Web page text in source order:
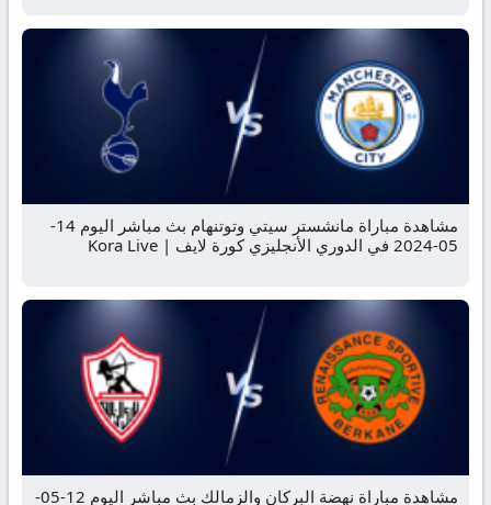
مشاهدة مباراة مانشستر سيتي وتوتنهام بث مباشر اليوم 14-
05-2024 في الدوري الأنجليزي كورة لايف | Kora Live
مشاهدة مباراة نهضة البركان والزمالك بث مباشر اليوم 12-05-